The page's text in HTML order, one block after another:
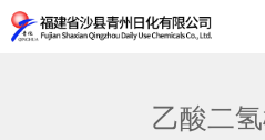
乙酸二